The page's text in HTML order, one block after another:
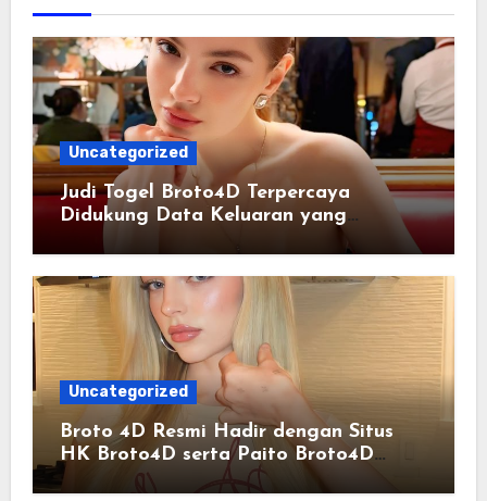
Uncategorized
Judi Togel Broto4D Terpercaya
Didukung Data Keluaran yang
Uncategorized
Broto 4D Resmi Hadir dengan Situs
HK Broto4D serta Paito Broto4D
Terlengkap